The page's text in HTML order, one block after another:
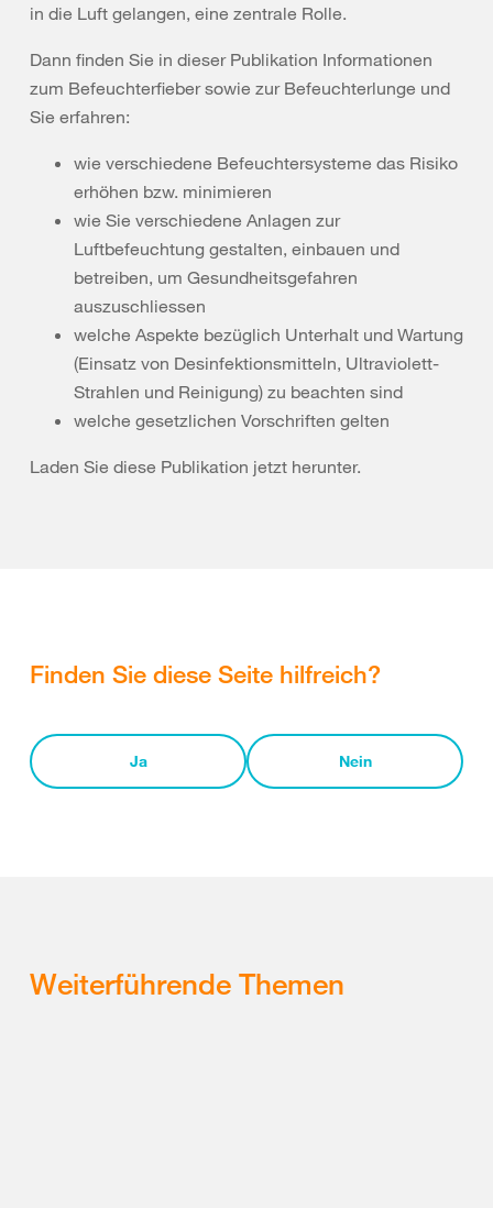
in die Luft gelangen, eine zentrale Rolle.
Dann finden Sie in dieser Publikation Informationen
zum Befeuchterfieber sowie zur Befeuchterlunge und
Sie erfahren:
wie verschiedene Befeuchtersysteme das Risiko
erhöhen bzw. minimieren
wie Sie verschiedene Anlagen zur
Luftbefeuchtung gestalten, einbauen und
betreiben, um Gesundheitsgefahren
auszuschliessen
welche Aspekte bezüglich Unterhalt und Wartung
(Einsatz von Desinfektionsmitteln, Ultraviolett-
Strahlen und Reinigung) zu beachten sind
welche gesetzlichen Vorschriften gelten
Laden Sie diese Publikation jetzt herunter.
Finden Sie diese Seite hilfreich?
Ja Nein
Weiterführende Themen